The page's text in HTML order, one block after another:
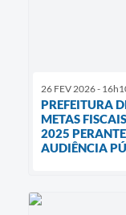
26 FEV 2026 -
PREFEITURA
METAS
2025
AUDIÊNCIA